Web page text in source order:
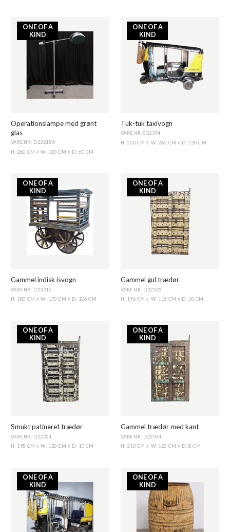
ONE OF A
KIND
Operationslampe med grønt
glas
VARENR: D23218A
H: 260 CMX W: 183 CMX D: 60 CM
ONE OF A
KIND
Tuk-tuk taxivogn
VARENR: SG2374
H: 200 CMX W: 260 CMX D: 150 CM
ONE OF A
KIND
Gammel indisk isvogn
VARENR: D23216
H: 180 CMX W: 170 CMX D: 106 CM
ONE OF A
KIND
Gammel gul trædør
VARENR: D22323
H: 196 CMX W: 115 CMX D: 10 CM
ONE OF A
KIND
Smukt patineret trædør
VARENR: D22324
H: 198 CMX W: 120 CMX D: 10 CM
ONE OF A
KIND
Gammel trædør med kant
VARENR: D22344
H: 210 CMX W: 120 CMX D: 8 CM
ONE OF A
KIND
ONE OF A
KIND